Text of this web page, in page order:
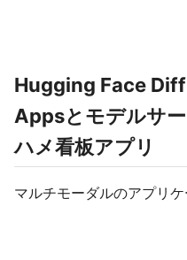
Hugging Face
Appsとモデルサ
ハメ看板アプリ
マルチモーダルのアプリ